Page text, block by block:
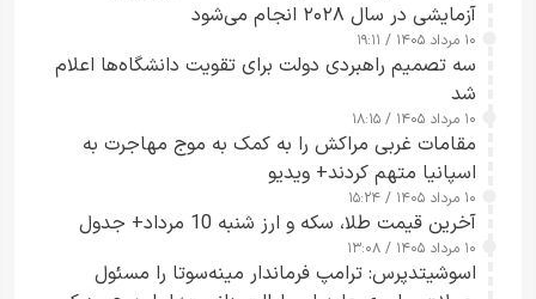
آزمایشی در سال ۲۰۲۸ انجام می‌شود
۱۰ مرداد ۱۴۰۵ / ۱۹:۱۱
سه تصمیم راهبردی دولت برای تقویت دانشگاه‌ها اعلام
شد
۱۰ مرداد ۱۴۰۵ / ۱۸:۱۵
مقامات غربی مراکش را به کمک به موج مهاجرت به
اسپانیا متهم کردند+ ویدیو
۱۰ مرداد ۱۴۰۵ / ۱۵:۲۴
آخرین قیمت طلا، سکه و ارز شنبه 10 مرداد+ جدول
۱۰ مرداد ۱۴۰۵ / ۱۳:۰۸
اسوشیتدپرس: ترامپ فرماندار مینه‌سوتا را مسئول